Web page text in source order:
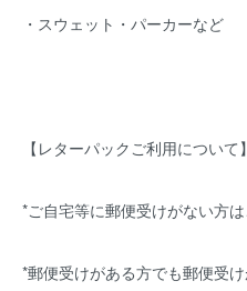
・スウェット・パーカーなど
【レターパックご利用について】
*ご自宅等に郵便受けがない方は
*郵便受けがある方でも郵便受